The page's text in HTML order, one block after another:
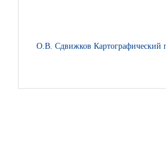
О.В. Сдвижков Картографический